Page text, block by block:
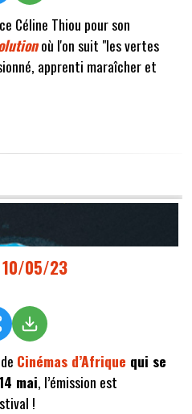
Céline Thiou pour son
où l'on suit "les vertes
apprenti maraîcher et
10/05/23
Cinémas d’Afrique qui se
mai, l’émission est
!